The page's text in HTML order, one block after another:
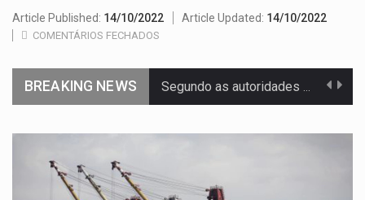
Article Published: 14/10/2022 Article Updated: 14/10/2022
COMENTÁRIOS FECHADOS
BREAKING NEWS Segundo as autoridades canadianas, mais de 200 incêndios florestais continuam…